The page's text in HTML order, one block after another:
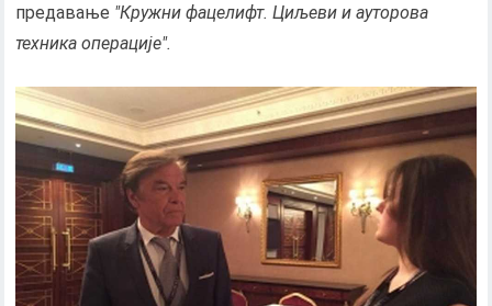
предавање "Кружни фацелифт. Циљеви и ауторова
техника операције".